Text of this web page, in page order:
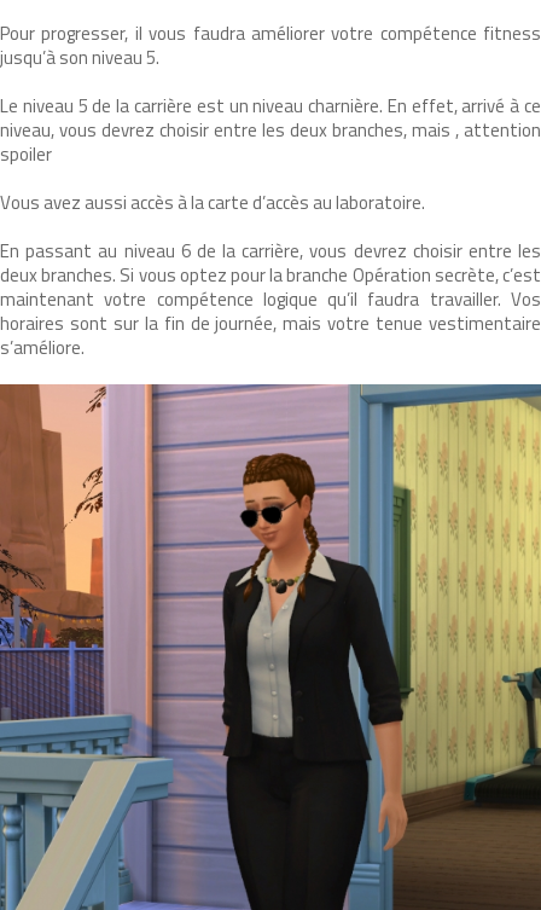
Pour progresser, il vous faudra améliorer votre compétence fitness
jusqu’à son niveau 5.
Le niveau 5 de la carrière est un niveau charnière. En effet, arrivé à ce
niveau, vous devrez choisir entre les deux branches, mais , attention
spoiler
Vous avez aussi accès à la carte d’accès au laboratoire.
En passant au niveau 6 de la carrière, vous devrez choisir entre les
deux branches. Si vous optez pour la branche Opération secrète, c’est
maintenant votre compétence logique qu’il faudra travailler. Vos
horaires sont sur la fin de journée, mais votre tenue vestimentaire
s’améliore.